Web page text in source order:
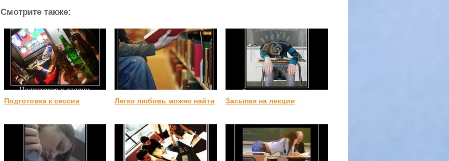
Смотрите также:
Подготовка к сессии Легко любовь можно найти Засыпая на лекции